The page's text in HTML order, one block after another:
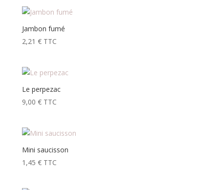
Jambon fumé
2,21 € TTC
Le perpezac
9,00 € TTC
Mini saucisson
1,45 € TTC